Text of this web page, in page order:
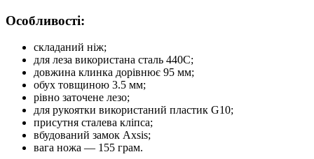
Особливості:
складаний ніж;
для леза використана сталь 440С;
довжина клинка дорівнює 95 мм;
обух товщиною 3.5 мм;
рівно заточене лезо;
для рукоятки використаний пластик G10;
присутня сталева кліпса;
вбудований замок Axsis;
вага ножа — 155 грам.